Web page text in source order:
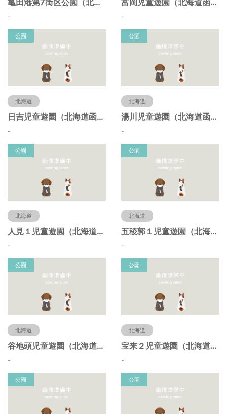
亀田港第7街区公園（北海道函館市）
-
富岡児童遊園（北海道函館市）
-
公園
北海道
日吉児童遊園（北海道函館市）
-
公園
北海道
湯川児童遊園（北海道函館市）
-
公園
北海道
人見１児童遊園（北海道函館市）
-
公園
北海道
五稜郭１児童遊園（北海道函館市）
-
公園
北海道
谷地頭児童遊園（北海道函館市）
-
公園
北海道
宝来２児童遊園（北海道函館市）
-
公園 公園